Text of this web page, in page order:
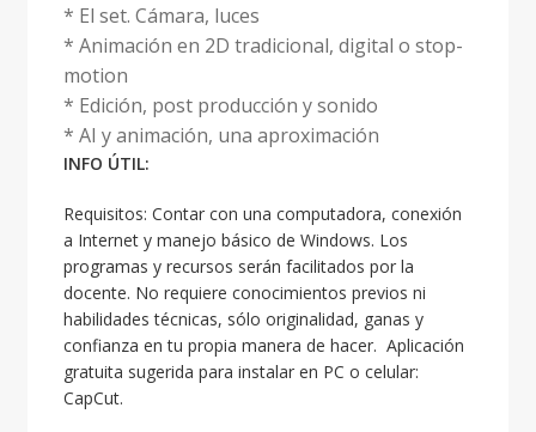
* El set. Cámara, luces
* Animación en 2D tradicional, digital o stop-
motion
* Edición, post producción y sonido
* AI y animación, una aproximación
INFO ÚTIL:
Requisitos: Contar con una computadora, conexión
a Internet y manejo básico de Windows. Los
programas y recursos serán facilitados por la
docente. No requiere conocimientos previos ni
habilidades técnicas, sólo originalidad, ganas y
confianza en tu propia manera de hacer. Aplicación
gratuita sugerida para instalar en PC o celular:
CapCut.